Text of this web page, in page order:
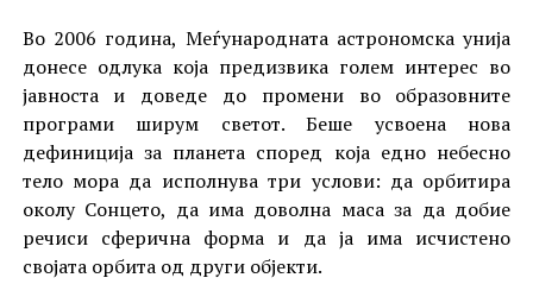
Во 2006 година, Меѓународната астрономска унија
донесе одлука која предизвика голем интерес во
јавноста и доведе до промени во образовните
програми ширум светот. Беше усвоена нова
дефиниција за планета според која едно небесно
тело мора да исполнува три услови: да орбитира
околу Сонцето, да има доволна маса за да добие
речиси сферична форма и да ја има исчистено
својата орбита од други објекти.